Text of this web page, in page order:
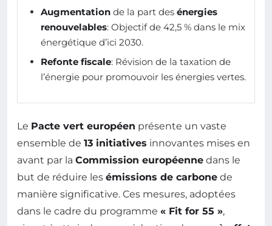
Augmentation de la part des énergies
renouvelables: Objectif de 42,5 % dans le mix
énergétique d’ici 2030.
Refonte fiscale: Révision de la taxation de
l’énergie pour promouvoir les énergies vertes.
Le Pacte vert européen présente un vaste
ensemble de 13 initiatives innovantes mises en
avant par la Commission européenne dans le
but de réduire les émissions de carbone de
manière significative. Ces mesures, adoptées
dans le cadre du programme « Fit for 55 »,